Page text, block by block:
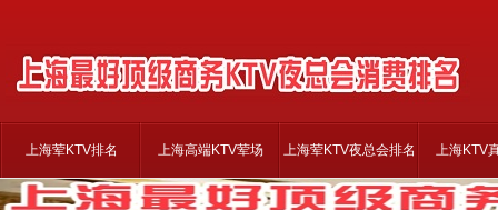
上海荤KTV排名 上海高端KTV荤场 上海荤KTV夜总会排名 上海KTV